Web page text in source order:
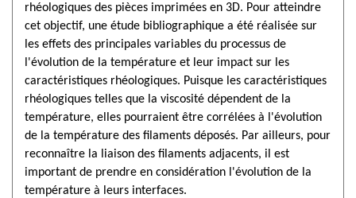
rhéologiques des pièces imprimées en 3D. Pour atteindre
cet objectif, une étude bibliographique a été réalisée sur
les effets des principales variables du processus de
l'évolution de la température et leur impact sur les
caractéristiques rhéologiques. Puisque les caractéristiques
rhéologiques telles que la viscosité dépendent de la
température, elles pourraient être corrélées à l'évolution
de la température des filaments déposés. Par ailleurs, pour
reconnaître la liaison des filaments adjacents, il est
important de prendre en considération l'évolution de la
température à leurs interfaces.